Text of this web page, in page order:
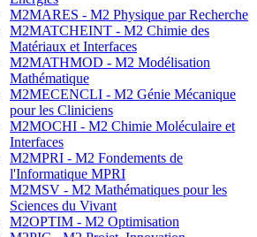
M2MARES - M2 Physique par Recherche
M2MATCHEINT - M2 Chimie des
Matériaux et Interfaces
M2MATHMOD - M2 Modélisation
Mathématique
M2MECENCLI - M2 Génie Mécanique
pour les Cliniciens
M2MOCHI - M2 Chimie Moléculaire et
Interfaces
M2MPRI - M2 Fondements de
l'Informatique MPRI
M2MSV - M2 Mathématiques pour les
Sciences du Vivant
M2OPTIM - M2 Optimisation